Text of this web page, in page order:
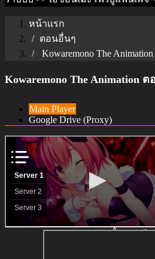
หน้าแรก
ตอนอื่นๆ
Kowaremono The
Kowaremono The Animation
Main Player
Google Drive (Proxy)